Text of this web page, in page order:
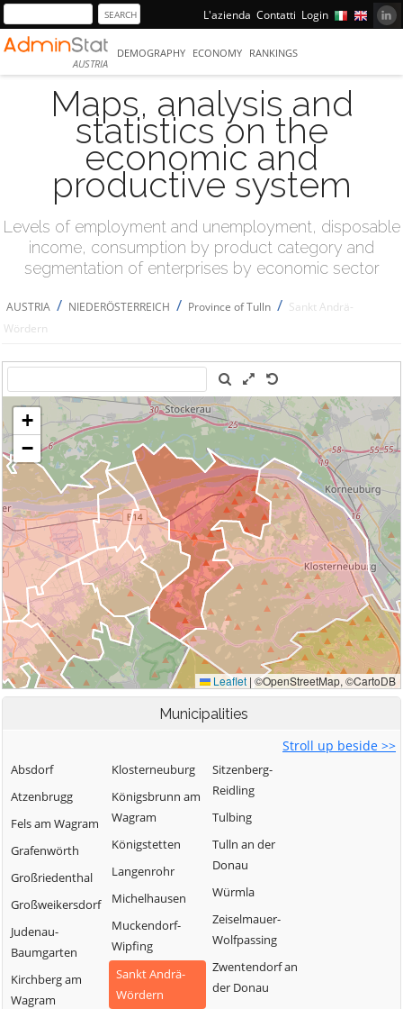
L'azienda Contatti Login
AUSTRIA
DEMOGRAPHY ECONOMY RANKINGS
Maps, analysis and
statistics on the
economic and
productive system
Levels of employment and unemployment, disposable
income, consumption by product category and
segmentation of enterprises by economic sector
AUSTRIA / NIEDERÖSTERREICH / Province of Tulln / Sankt Andrä-
Wördern
Municipalities
Stroll up beside >>
Absdorf
Atzenbrugg
Fels am Wagram
Grafenwörth
Großriedenthal
Großweikersdorf
Judenau-
Baumgarten
Kirchberg am
Wagram
Klosterneuburg
Königsbrunn am
Wagram
Königstetten
Langenrohr
Michelhausen
Muckendorf-
Wipfing
Sankt Andrä-
Wördern
Sitzenberg-
Reidling
Tulbing
Tulln an der
Donau
Würmla
Zeiselmauer-
Wolfpassing
Zwentendorf an
der Donau